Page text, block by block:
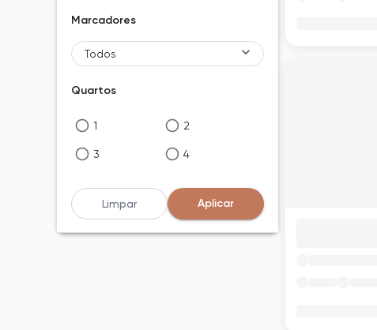
Marcadores
Todos
Quartos
1 2
3 4
Suítes
Limpar Aplicar